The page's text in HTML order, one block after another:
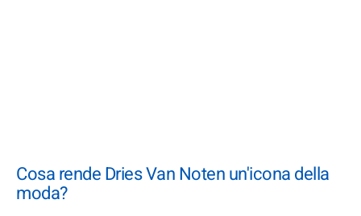
Cosa rende Dries Van Noten un'icona della
moda?